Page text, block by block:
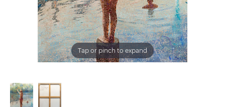
Tap or pinch to expand